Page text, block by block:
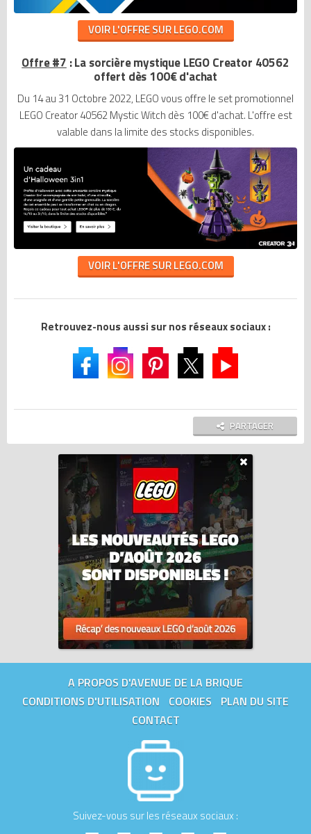
VOIR L'OFFRE SUR LEGO.COM
Offre #7 : La sorcière mystique LEGO Creator 40562
offert dès 100€ d'achat
Du 14 au 31 Octobre 2022, LEGO vous offre le set promotionnel
LEGO Creator 40562 Mystic Witch dès 100€ d'achat. L'offre est
valable dans la limite des stocks disponibles.
VOIR L'OFFRE SUR LEGO.COM
Retrouvez-nous aussi sur nos réseaux sociaux :
PARTAGER
A PROPOS D'AVENUE DE LA BRIQUE
CONDITIONS D'UTILISATION
COOKIES
PLAN DU SITE
CONTACT
Suivez-vous sur les réseaux sociaux :